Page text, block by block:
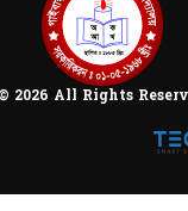
© 2026 All Rights